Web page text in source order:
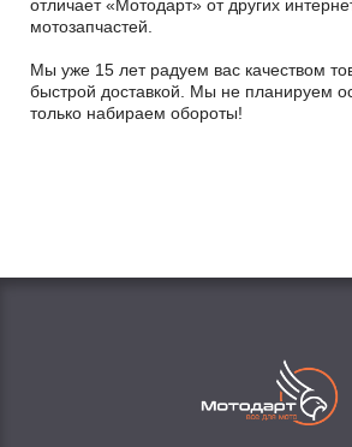
отличает «Мотодарт» от других
мотозапчастей.
Мы уже 15 лет радуем вас качеством
быстрой доставкой. Мы не планируем
только набираем обороты!